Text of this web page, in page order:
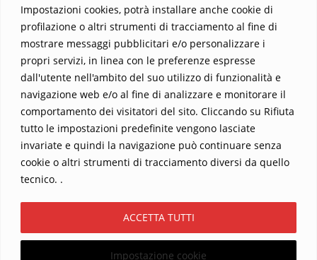
Impostazioni cookies, potrà installare anche cookie di
profilazione o altri strumenti di tracciamento al fine di
mostrare messaggi pubblicitari e/o personalizzare i
propri servizi, in linea con le preferenze espresse
dall'utente nell'ambito del suo utilizzo di funzionalità e
navigazione web e/o al fine di analizzare e monitorare il
comportamento dei visitatori del sito. Cliccando su Rifiuta
tutto le impostazioni predefinite vengono lasciate
invariate e quindi la navigazione può continuare senza
cookie o altri strumenti di tracciamento diversi da quello
tecnico. .
Impostazione cookie
ACCETTA TUTTI
Home Contatti
Sostieni La Buona Parola – dona 5 €, 10 €, 25 €… il tuo contributo
conta
Chi sono? Alessandro Ginotta, scrittore
I viaggi dell’anima
Catechesi
Copyright ©2026 La buona Parola . All rights reserved.
WordPress &Designed by